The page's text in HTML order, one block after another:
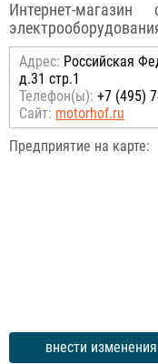
Интернет-
Адрес: Российcкая
д.31 стр.1
Телефон(ы): +7 (495)
Сайт: motorhof.ru
Предприятие на карте:
внести изменения